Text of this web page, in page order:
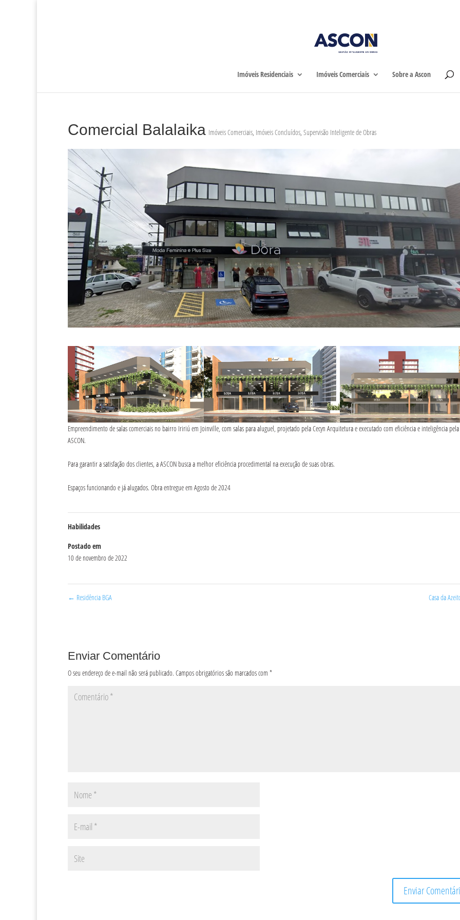
Imóveis Residenciais Imóveis Comerciais Sobre a Ascon
Comercial Balalaika Imóveis Comerciais Imóveis Concluídos Supervisão Inteligente de Obras
Empreendimento de salas comerciais no bairro Iririú em Joinville, com salas para aluguel, projetado pela Cecyn Arquitetura e executado com eficiência e inteligência pela
ASCON.
Para garantir a satisfação dos clientes, a ASCON busca a melhor eficiência procedimental na execução de suas obras.
Espaços funcionando e já alugados. Obra entregue em Agosto de 2024
Habilidades
Postado em
10 de novembro de 2022
← Residência BGA Casa da
Enviar Comentário
O seu endereço de e-mail não será publicado. Campos obrigatórios são marcados com *